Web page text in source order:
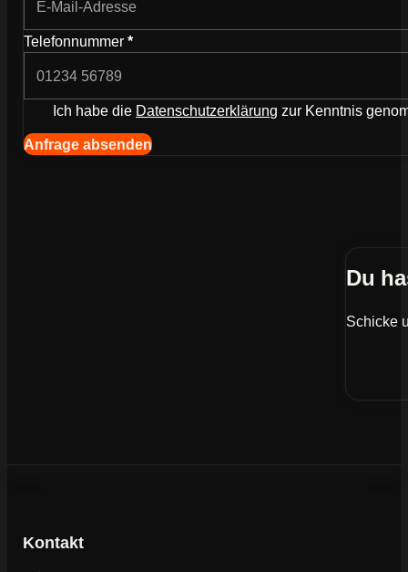
Telefonnummer *
Ich habe die Datenschutzerklärung zur Kenntnis
Navigation (Kopie) (Kopieren) (Kopieren)
Anfrage absenden
Du
Schicke
Kontakt